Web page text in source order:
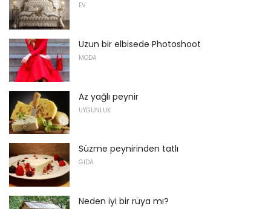
EV
Uzun bir elbisede Photoshoot
MODA
Az yağlı peynir
UYGUNLUK
Süzme peynirinden tatlı
GIDA
Neden iyi bir rüya mı?